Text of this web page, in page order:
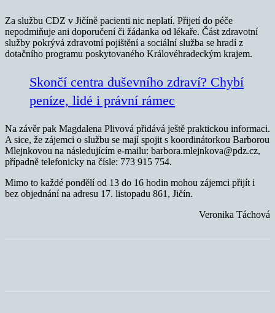
Za službu CDZ v Jičíně pacienti nic neplatí. Přijetí do péče
nepodmiňuje ani doporučení či žádanka od lékaře. Část zdravotní
služby pokrývá zdravotní pojištění a sociální služba se hradí z
dotačního programu poskytovaného Královéhradeckým krajem.
Skončí centra duševního zdraví? Chybí
peníze, lidé i právní rámec
Na závěr pak Magdalena Plivová přidává ještě praktickou informaci.
A sice, že zájemci o službu se mají spojit s koordinátorkou Barborou
Mlejnkovou na následujícím e-mailu: barbora.mlejnkova@pdz.cz,
případně telefonicky na čísle: 773 915 754.
Mimo to každé pondělí od 13 do 16 hodin mohou zájemci přijít i
bez objednání na adresu 17. listopadu 861, Jičín.
Veronika Táchová